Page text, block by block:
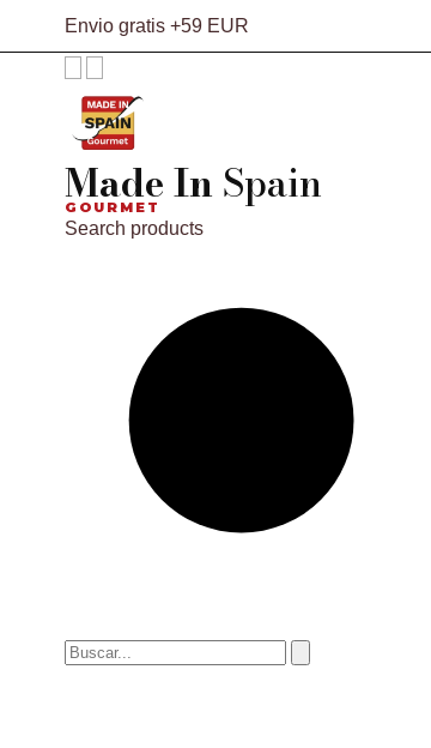
Envio gratis +59 EUR
Made InSpain
GOURMET
Search products